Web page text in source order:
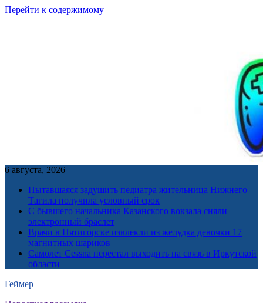
Перейти к содержимому
6 августа, 2026
Пытавшаяся задушить педиатра жительница Нижнего
Тагила получила условный срок
С бывшего начальника Казанского вокзала сняли
электронный браслет
Врачи в Пятигорске извлекли из желудка девочки 17
магнитных шариков
Самолет Cessna перестал выходить на связь в Иркутской
области
Геймер